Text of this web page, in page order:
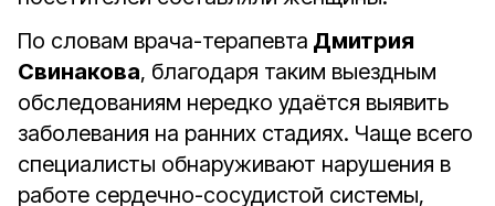
По словам врача-терапевта Дмитрия
Свинакова, благодаря таким выездным
обследованиям нередко удаётся выявить
заболевания на ранних стадиях. Чаще всего
специалисты обнаруживают нарушения в
работе сердечно-сосудистой системы,